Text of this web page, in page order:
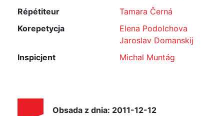
Répétiteur
Tamara Černá
Korepetycja
Elena Podolchova
Jaroslav Domanskij
Inspicjent
Michal Muntág
Obsada z dnia: 2011-12-12